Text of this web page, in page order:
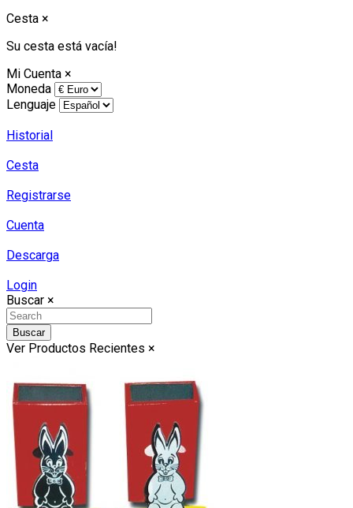
Cesta ×
Su cesta está vacía!
Mi Cuenta ×
Moneda
Lenguaje
Historial
Cesta
Registrarse
Cuenta
Descarga
Login
Buscar ×
Buscar
Ver Productos Recientes ×